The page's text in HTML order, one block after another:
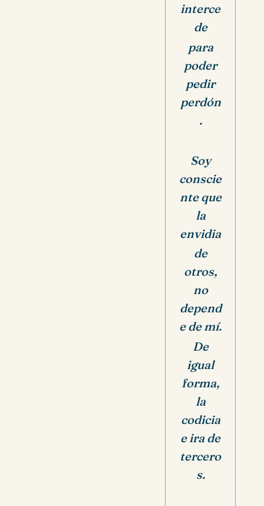
interce
de
para
poder
pedir
perdón
.
Soy
conscie
nte que
la
envidia
de
otros,
no
depend
e de mí.
De
igual
forma,
la
codicia
e ira de
tercero
s.